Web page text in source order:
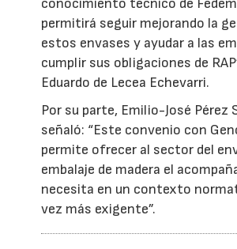
conocimiento técnico de
permitirá seguir mejorando la
estos envases y ayudar a las
cumplir sus obligaciones de
Eduardo de Lecea Echevarri.
Por su parte, Emilio-José Pérez
señaló: “Este convenio con
permite ofrecer al sector del
embalaje de madera el
necesita en un contexto
vez más exigente”.